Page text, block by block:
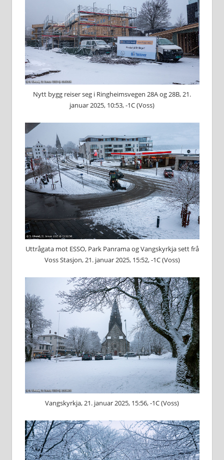
Nytt bygg reiser seg i Ringheimsvegen 28A og 28B, 21.
januar 2025, 10:53, -1C (Voss)
Uttrågata mot ESSO, Park Panrama og Vangskyrkja sett frå
Voss Stasjon, 21. januar 2025, 15:52, -1C (Voss)
Vangskyrkja, 21. januar 2025, 15:56, -1C (Voss)